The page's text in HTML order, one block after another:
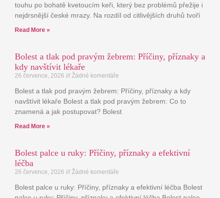
touhu po bohatě kvetoucím keři, který bez problémů přežije i
nejdrsnější české mrazy. Na rozdíl od citlivějších druhů tvoří
Read More »
Bolest a tlak pod pravým žebrem: Příčiny, příznaky a
kdy navštívit lékaře
26 července, 2026 Žádné komentáře
Bolest a tlak pod pravým žebrem: Příčiny, příznaky a kdy
navštívit lékaře Bolest a tlak pod pravým žebrem: Co to
znamená a jak postupovat? Bolest
Read More »
Bolest palce u ruky: Příčiny, příznaky a efektivní
léčba
26 července, 2026 Žádné komentáře
Bolest palce u ruky: Příčiny, příznaky a efektivní léčba Bolest